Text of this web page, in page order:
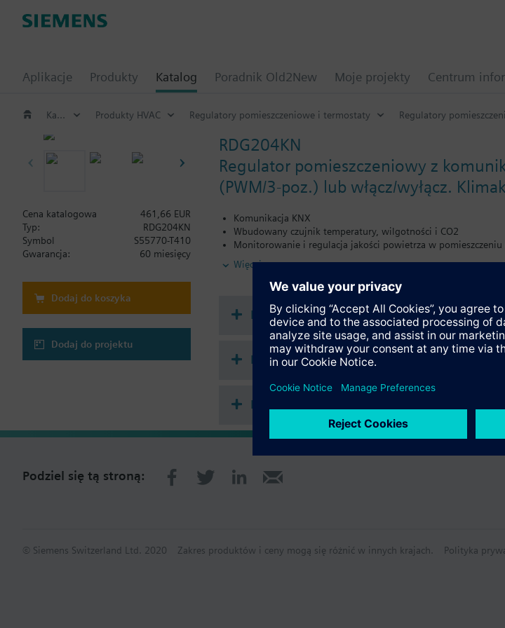
Aplikacje Produkty Katalog Poradnik Old2New Moje projekty Centrum
Katalog Produkty HVAC Regulatory pomieszczeniowe i termostaty Regulatory
RDG204KN
Regulator pomieszczeniowy z
(PWM/3-poz.) lub włącz/wyłącz.
Komunikacja KNX
Wbudowany czujnik temperatury, wilgotności i CO2
Monitorowanie i regulacja jakości powietrza w
Wskazanie wartości CO2 w ppm (części na milion) lub tekstowe
Do zastosowań z wyjściami sterującymi 2-pozycyjnymi (on/off
Do zastosowań z wentylatorem 3-biegowym lub 0...10 V DC
Zasilanie 230 V AC l ub 24 V AC
Wybór aplikacji:
układ 2-rurowy
układ 2-rurowy z nagrzewnicą elektryczną
układ 4-rurowy
układ 4-rurowy z nagrzewnicą elektryczną
układ 4-rurowy / układ 2-stopniowy ogrzewania i
chłodzenie)
Więcej
Cena katalogowa
461,66 EUR
Typ:
RDG204KN
Symbol
S55770-T410
Gwarancja:
60 miesięcy
Dodaj do koszyka
Dodaj do projektu
How-to videos
Dokumenty
Podsumowanie techniczne
Podziel się tą stroną:
© Siemens Switzerland Ltd. 2020 Zakres produktów i ceny mogą się różnić w innych krajach. Polityka